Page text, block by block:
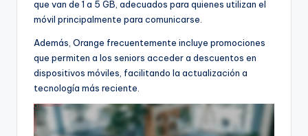
que van de 1 a 5 GB, adecuados para quienes utilizan el
móvil principalmente para comunicarse.
Además, Orange frecuentemente incluye promociones
que permiten a los seniors acceder a descuentos en
dispositivos móviles, facilitando la actualización a
tecnología más reciente.